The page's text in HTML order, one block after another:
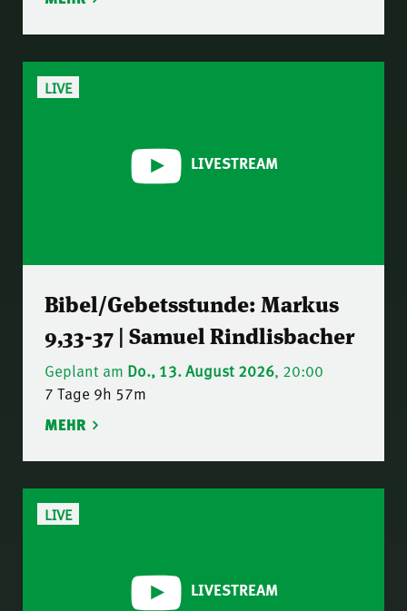
LIVE
LIVESTREAM
Bibel/Gebetsstunde: Markus
9,33-37 | Samuel Rindlisbacher
Geplant am Do., 13. August 2026, 20:00
7 Tage 9h 57m
MEHR
LIVE
LIVESTREAM